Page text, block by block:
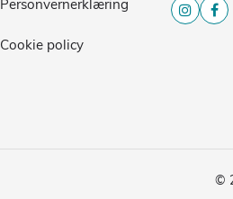
Personvernerklæring
Cookie policy
©